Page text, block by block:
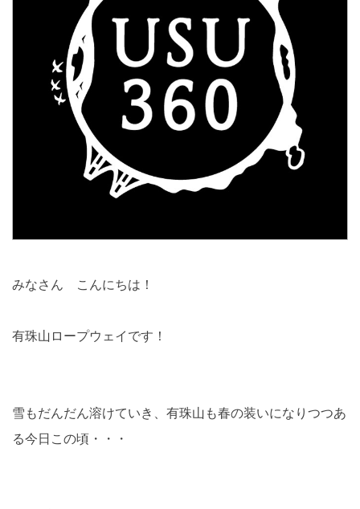
みなさん こんにちは！
有珠山ロープウェイです！
雪もだんだん溶けていき、有珠山も春の装いになりつつあ
る今日この頃・・・